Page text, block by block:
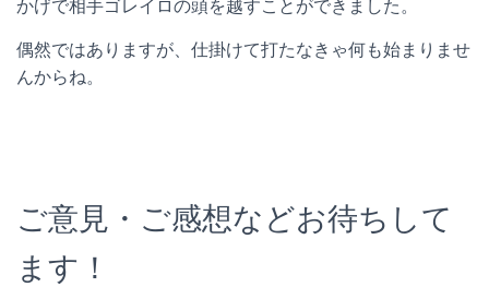
かげで相手ゴレイロの頭を越すことができました。
偶然ではありますが、仕掛けて打たなきゃ何も始まりませ
んからね。
ご意見・ご感想などお待ちして
ます！